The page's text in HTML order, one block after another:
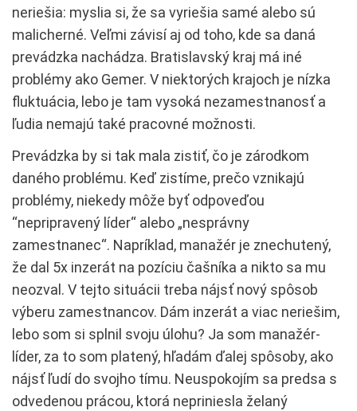
neriešia: myslia si, že sa vyriešia samé alebo sú
malicherné. Veľmi závisí aj od toho, kde sa daná
prevádzka nachádza. Bratislavský kraj má iné
problémy ako Gemer. V niektorých krajoch je nízka
fluktuácia, lebo je tam vysoká nezamestnanosť a
ľudia nemajú také pracovné možnosti.
Prevádzka by si tak mala zistiť, čo je zárodkom
daného problému. Keď zistíme, prečo vznikajú
problémy, niekedy môže byť odpoveďou
“nepripravený líder“ alebo „nesprávny
zamestnanec“. Napríklad, manažér je znechutený,
že dal 5x inzerát na pozíciu čašníka a nikto sa mu
neozval. V tejto situácii treba nájsť nový spôsob
výberu zamestnancov. Dám inzerát a viac neriešim,
lebo som si splnil svoju úlohu? Ja som manažér-
líder, za to som platený, hľadám ďalej spôsoby, ako
nájsť ľudí do svojho tímu. Neuspokojím sa predsa s
odvedenou prácou, ktorá nepriniesla želaný